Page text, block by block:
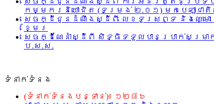
កម្មករនិយោជិត (ទម្រង់ ២.០១) មកបេឡាជ
សេចក្ដីជូនដំណឹងស្ដីពី លេខទូរសព្ទ និងឈ្ម
ខ្មែរ
សេចក្ដីណែនាំស្ដីពី សិទ្ធិទទួលបានប្រាក់សម្រា
ប.ស.ស.
ទំនាក់ទំនង
(ទំនាក់ទំនងបន្ទាន់)៖ ១២៨៦